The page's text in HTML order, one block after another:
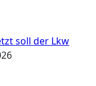
soll der Lkw